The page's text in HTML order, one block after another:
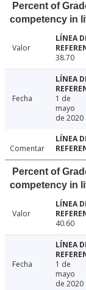
Percent of
competency in
Valor
38.70
Fecha
1 de
mayo
de 2020
Comentar
Percent of
competency in
Valor
40.60
Fecha
1 de
mayo
de 2020